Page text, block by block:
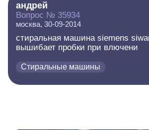
андрей
Вопрос № 35934
москва, 30-09-2014
стиральная машина siemens
вышибает пробки при влючени
Стиральные машины